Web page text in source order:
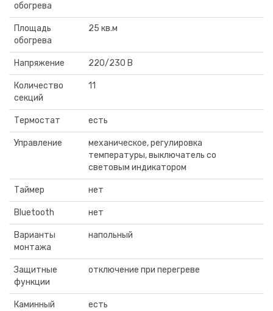
обогрева
Площадь
обогрева
25 кв.м
Напряжение 220/230 В
Количество
секций
11
Термостат есть
Управление
механическое, регулировка
температуры, выключатель со
световым индикатором
Таймер нет
Bluetooth нет
Варианты
монтажа
напольный
Защитные
функции
отключение при перегреве
Каминный
есть